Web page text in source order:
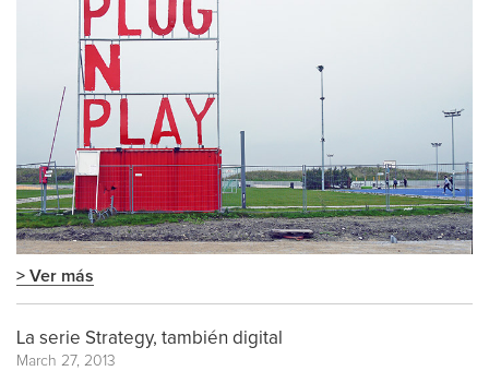
> Ver más
La serie Strategy, también digital
March 27, 2013